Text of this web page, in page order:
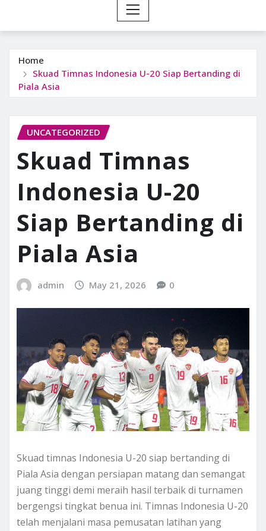
Home
Skuad Timnas Indonesia U-20 Siap Bertanding di
Piala Asia
UNCATEGORIZED
Skuad Timnas
Indonesia U-20
Siap Bertanding di
Piala Asia
admin May 21, 2026 0
Skuad timnas Indonesia U-20 siap bertanding di
Piala Asia dengan persiapan matang dan semangat
juang tinggi demi meraih hasil terbaik di turnamen
bergengsi tingkat benua ini. Timnas Indonesia U-20
telah menjalani masa pemusatan latihan yang